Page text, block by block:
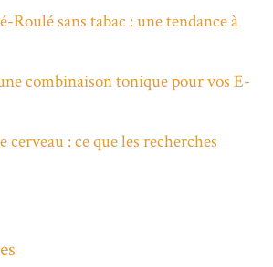
Roulé sans tabac : une tendance à
combinaison tonique pour vos E-
: ce que les recherches